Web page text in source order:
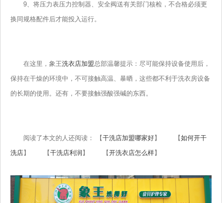
9、将压力表压力控制器、安全阀送有关部门核检，不合格必须更
换同规格配件后才能投入运行。
在这里，象王洗衣店加盟总部温馨提示：尽可能保持设备使用后，
保持在干燥的环境中，不可接触高温、暴晒，这些都不利于洗衣房设备
的长期的使用。还有，不要接触强酸强碱的东西。
阅读了本文的人还阅读： 【干洗店加盟哪家好】 【如何开干
洗店】 【干洗店利润 】 【开洗衣店怎么样】